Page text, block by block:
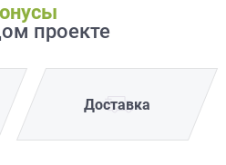
проекте
Доставка